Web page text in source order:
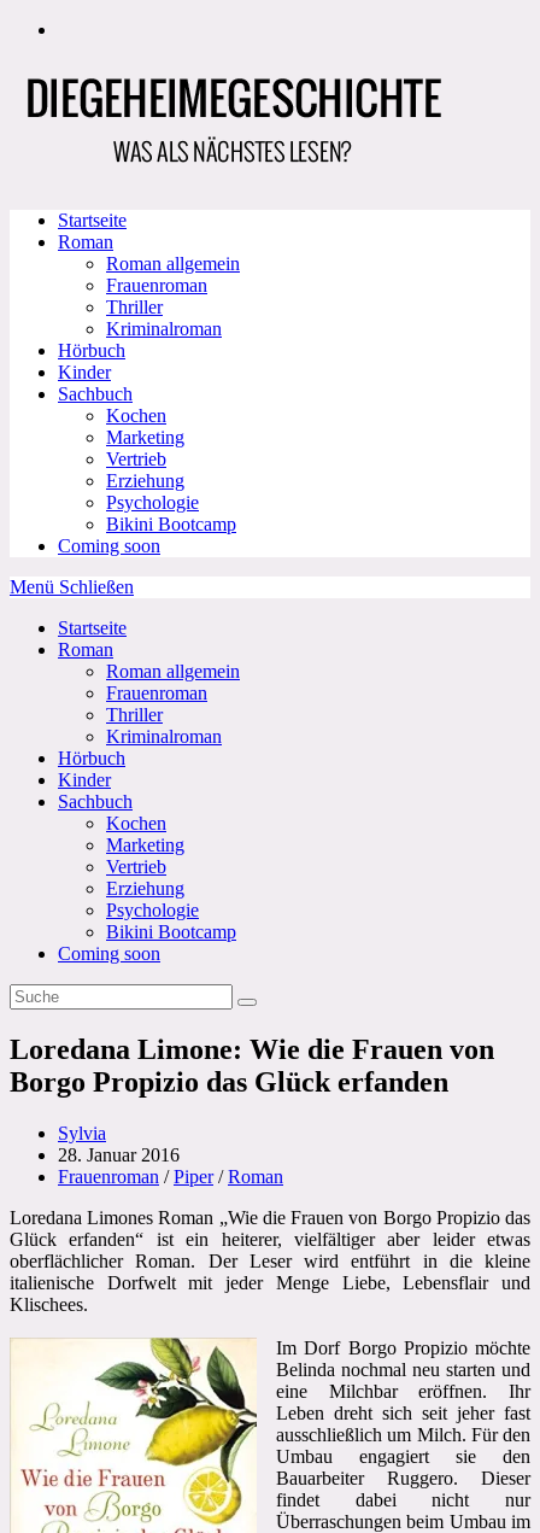
Zum
Startseite
Roman
Roman allgemein
Frauenroman
Thriller
Kriminalroman
Hörbuch
Kinder
Sachbuch
Kochen
Marketing
Vertrieb
Erziehung
Psychologie
Bikini Bootcamp
Coming soon
Menü Schließen
Startseite
Roman
Roman allgemein
Frauenroman
Thriller
Kriminalroman
Hörbuch
Kinder
Sachbuch
Kochen
Marketing
Vertrieb
Erziehung
Psychologie
Bikini Bootcamp
Coming soon
Loredana Limone: Wie die Frauen von
Borgo Propizio das Glück erfanden
Beitrags-
Autor:
Sylvia
Beitrag
veröffentlicht:
28. Januar 2016
Beitrags-
Frauenroman / Piper / Roman
Loredana Limones Roman „Wie die Frauen von Borgo Propizio das
Glück erfanden“ ist ein heiterer, vielfältiger aber leider etwas
oberflächlicher Roman. Der Leser wird entführt in die kleine
italienische Dorfwelt mit jeder Menge Liebe, Lebensflair und
Klischees.
Im Dorf Borgo Propizio möchte
Belinda nochmal neu starten und
eine Milchbar eröffnen. Ihr
Leben dreht sich seit jeher fast
ausschließlich um Milch. Für den
Umbau engagiert sie den
Bauarbeiter Ruggero. Dieser
findet dabei nicht nur
Überraschungen beim Umbau im